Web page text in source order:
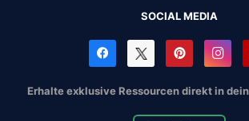
SOCIAL MEDIA
Erhalte exklusive Ressourcen direkt in